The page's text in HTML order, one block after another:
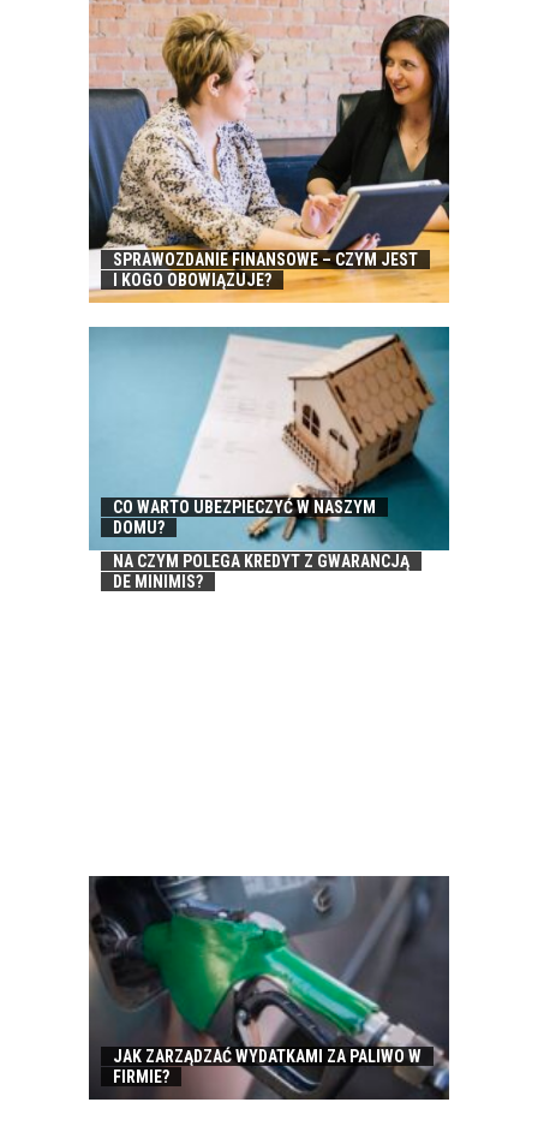
SPRAWOZDANIE FINANSOWE – CZYM JEST
I KOGO OBOWIĄZUJE?
CO WARTO UBEZPIECZYĆ W NASZYM
DOMU?
NA CZYM POLEGA KREDYT Z GWARANCJĄ
DE MINIMIS?
JAK ZARZĄDZAĆ WYDATKAMI ZA PALIWO W
FIRMIE?